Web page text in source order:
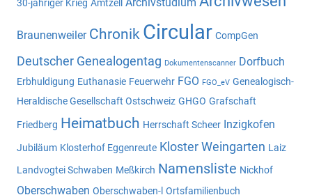
30-jähriger Krieg Amtzell Archivstudium
Braunenweiler Chronik Circular CompGen
Deutscher Genealogentag Dokumentenscanner Dorfbuch
Erbhuldigung Euthanasie Feuerwehr FGO FGO_eV Genealogisch-
Heraldische Gesellschaft Ostschweiz GHGO Grafschaft
Friedberg Heimatbuch Herrschaft Scheer Inzigkofen
Jubiläum Klosterhof Eggenreute Kloster Weingarten Laiz
Landvogtei Schwaben Meßkirch Namensliste Nickhof
Oberschwaben Oberschwaben-l Ortsfamilienbuch